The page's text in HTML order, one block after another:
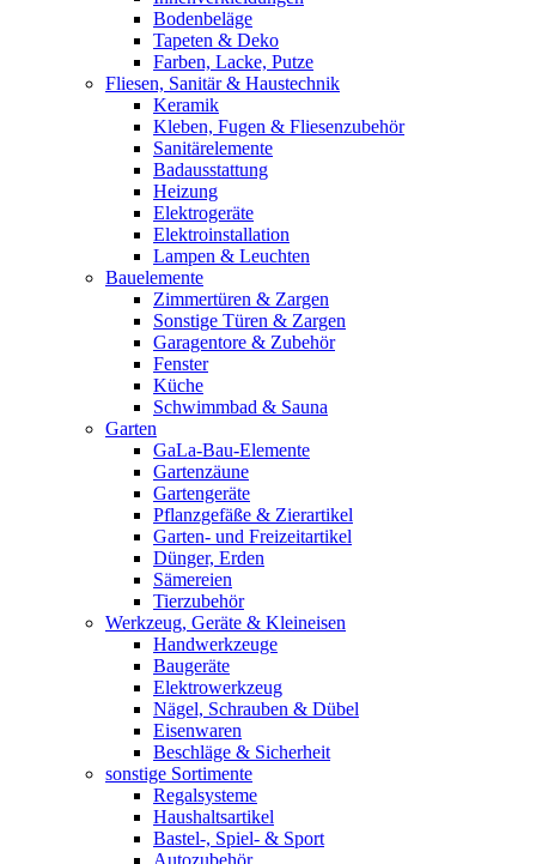
Bodenbeläge
Tapeten & Deko
Farben, Lacke, Putze
Fliesen, Sanitär & Haustechnik
Keramik
Kleben, Fugen & Fliesenzubehör
Sanitärelemente
Badausstattung
Heizung
Elektrogeräte
Elektroinstallation
Lampen & Leuchten
Bauelemente
Zimmertüren & Zargen
Sonstige Türen & Zargen
Garagentore & Zubehör
Fenster
Küche
Schwimmbad & Sauna
Garten
GaLa-Bau-Elemente
Gartenzäune
Gartengeräte
Pflanzgefäße & Zierartikel
Garten- und Freizeitartikel
Dünger, Erden
Sämereien
Tierzubehör
Werkzeug, Geräte & Kleineisen
Handwerkzeuge
Baugeräte
Elektrowerkzeug
Nägel, Schrauben & Dübel
Eisenwaren
Beschläge & Sicherheit
sonstige Sortimente
Regalsysteme
Haushaltsartikel
Bastel-, Spiel- & Sport
Autozubehör